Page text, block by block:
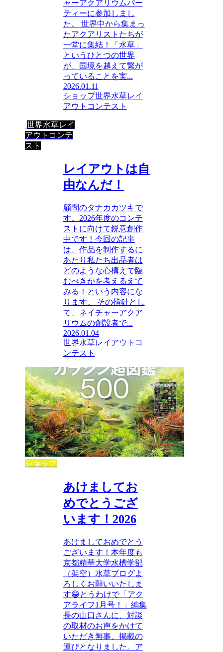
ャーアクアリウムパー
ティーに参加しまし
た。 世界中から集まっ
たアクアリストたちが
一堂に集結！「水草」
というひとつの世界
が、国境を越えて繋が
っていることを実...
2026.01.11
ショップ世界水草レイ
アウトコンテスト
世界水草レイ
アウトコンテ
スト
レイアウトは自
由なんだ！
顧問のタナカカツキで
す。2026年度のコンテ
ストに向けて鋭意創作
中です！今回の記事
は、作品を制作するに
あたり私たち出品者は
どのような心構えで臨
むべきかを考えるえて
みる！という内容にな
ります。 その指針とし
て、ネイチャーアクア
リウムの創設者で...
2026.01.04
世界水草レイアウトコ
ンテスト
ショップ
あけましてお
めでとうござ
います！2026
あけましておめでとう
ございます！本年度も
京都精華大学水槽学部
（架空）水草ブログよ
ろしくお願いいたしま
す😁とうわけで「アク
アライフ1月号！」編集
長の山口さんに、対談
の取材のお声をかけて
いただき無事、掲載の
運びとなりました。ア